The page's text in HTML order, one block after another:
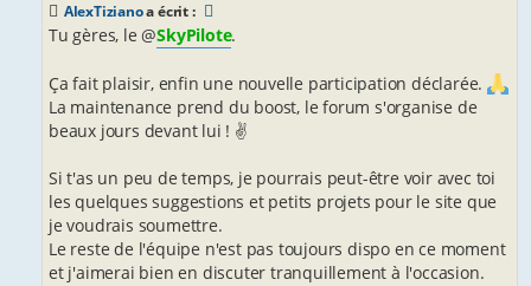
AlexTizianoa écrit :
Tu gères, le @SkyPilote.
Ça fait plaisir, enfin une nouvelle participation déclarée.
La maintenance prend du boost, le forum s'organise de
beaux jours devant lui ! ✌
Si t'as un peu de temps, je pourrais peut-être voir avec toi
les quelques suggestions et petits projets pour le site que
je voudrais soumettre.
Le reste de l'équipe n'est pas toujours dispo en ce moment
et j'aimerai bien en discuter tranquillement à l'occasion.